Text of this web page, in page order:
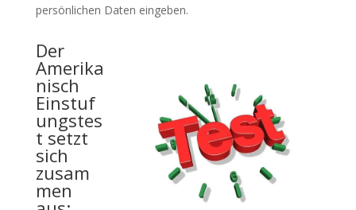
persönlichen Daten eingeben.
Der
Amerika
nisch
Einstuf
ungstes
t setzt
sich
zusam
men